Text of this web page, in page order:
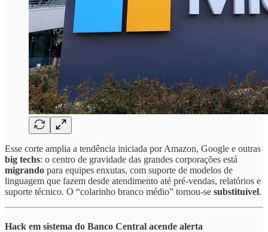
Esse corte amplia a tendência iniciada por Amazon, Google e outras
big techs: o centro de gravidade das grandes corporações está
migrando para equipes enxutas, com suporte de modelos de
linguagem que fazem desde atendimento até pré-vendas, relatórios e
suporte técnico. O “colarinho branco médio” tornou-se substituível.
Hack em sistema do Banco Central acende alerta